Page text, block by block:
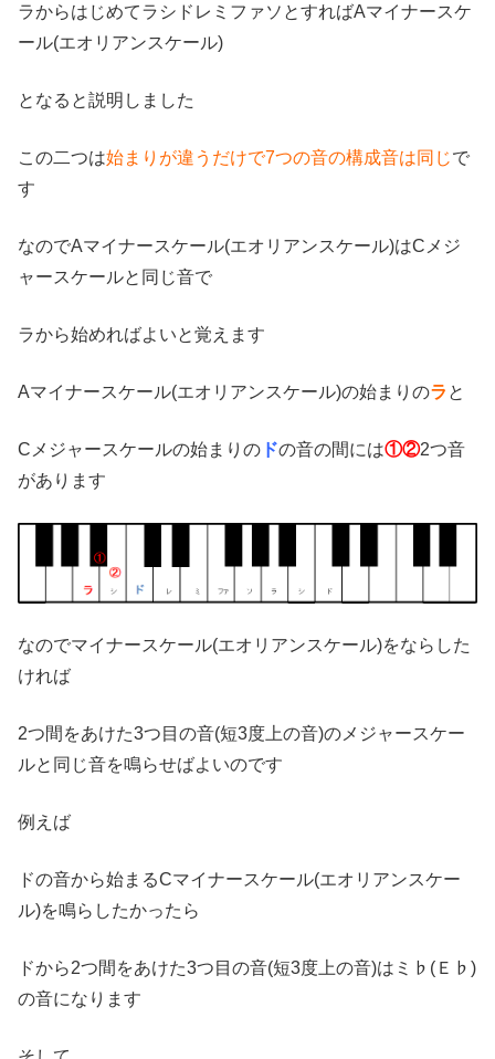
ラからはじめてラシドレミファソとすればAマイナースケ
ール(エオリアンスケール)
となると説明しました
この二つは始まりが違うだけで7つの音の構成音は同じで
す
なのでAマイナースケール(エオリアンスケール)はCメジ
ャースケールと同じ音で
ラから始めればよいと覚えます
Aマイナースケール(エオリアンスケール)の始まりのラ と
Cメジャースケールの始まりの ドの音の間には①②2つ音
があります
なのでマイナースケール(エオリアンスケール)をならした
ければ
2つ間をあけた3つ目の音(短3度上の音)のメジャースケー
ルと同じ音を鳴らせばよいのです
例えば
ドの音から始まるCマイナースケール(エオリアンスケー
ル)を鳴らしたかったら
ドから2つ間をあけた3つ目の音(短3度上の音)はミ♭(Ｅ♭)
の音になります